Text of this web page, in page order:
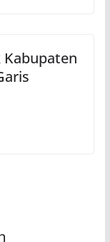
Kabupaten